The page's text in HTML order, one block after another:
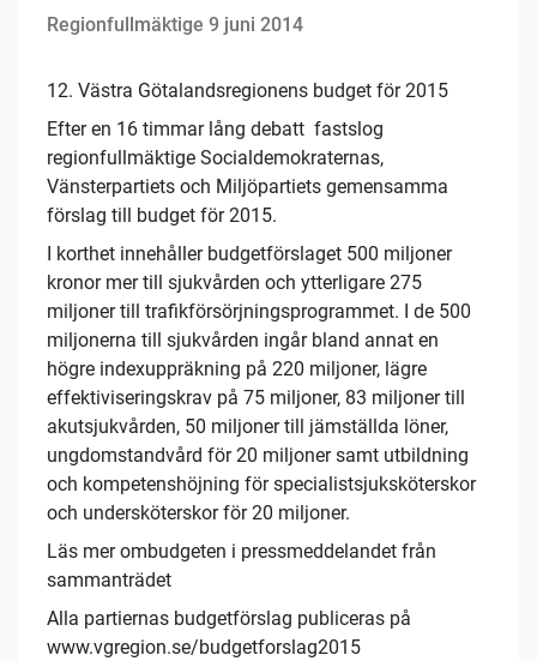
Regionfullmäktige 9 juni 2014
12. Västra Götalandsregionens budget för 2015
Efter en 16 timmar lång debatt fastslog
regionfullmäktige Socialdemokraternas,
Vänsterpartiets och Miljöpartiets gemensamma
förslag till budget för 2015.
I korthet innehåller budgetförslaget 500 miljoner
kronor mer till sjukvården och ytterligare 275
miljoner till trafikförsörjningsprogrammet. I de 500
miljonerna till sjukvården ingår bland annat en
högre indexuppräkning på 220 miljoner, lägre
effektiviseringskrav på 75 miljoner, 83 miljoner till
akutsjukvården, 50 miljoner till jämställda löner,
ungdomstandvård för 20 miljoner samt utbildning
och kompetenshöjning för specialistsjuksköterskor
och undersköterskor för 20 miljoner.
Läs mer ombudgeten i pressmeddelandet från
sammanträdet
Alla partiernas budgetförslag publiceras på
www.vgregion.se/budgetforslag2015